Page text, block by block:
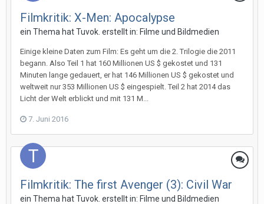
Filmkritik: X-Men: Apocalypse
ein Thema hatTuvok. erstellt in: Filme und Bildmedien
Einige kleine Daten zum Film: Es geht um die 2. Trilogie die 2011
begann. Also Teil 1 hat 160 Millionen US $ gekostet und 131
Minuten lange gedauert, er hat 146 Millionen US $ gekostet und
weltweit nur 353 Millionen US $ eingespielt. Teil 2 hat 2014 das
Licht der Welt erblickt und mit 131 M...
7. Juni 2016
Filmkritik: The first Avenger (3): Civil War
ein Thema hatTuvok. erstellt in: Filme und Bildmedien